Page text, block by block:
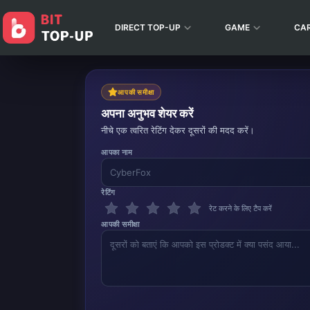
DIRECT TOP-UP GAME
आपकी समीक्षा
अपना अनुभव शेयर करें
नीचे एक त्वरित रेटिंग देकर दूसरों की मदद करें।
आपका नाम
रेटिंग
रेट करने के लिए टैप करें
आपकी समीक्षा